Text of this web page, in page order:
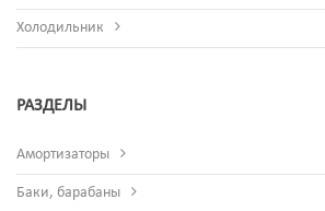
Холодильник
РАЗДЕЛЫ
Амортизаторы
Баки, барабаны